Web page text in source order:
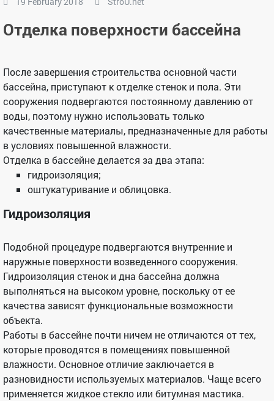
Отделка поверхности бассейна
После завершения строительства основной части
бассейна, приступают к отделке стенок и пола. Эти
сооружения подвергаются постоянному давлению от
воды, поэтому нужно использовать только
качественные материалы, предназначенные для работы
в условиях повышенной влажности.
Отделка в бассейне делается за два этапа:
гидроизоляция;
оштукатуривание и облицовка.
Гидроизоляция
Подобной процедуре подвергаются внутренние и
наружные поверхности возведенного сооружения.
Гидроизоляция стенок и дна бассейна должна
выполняться на высоком уровне, поскольку от ее
качества зависят функциональные возможности
объекта.
Работы в бассейне почти ничем не отличаются от тех,
которые проводятся в помещениях повышенной
влажности. Основное отличие заключается в
разновидности используемых материалов. Чаще всего
применяется жидкое стекло или битумная мастика.